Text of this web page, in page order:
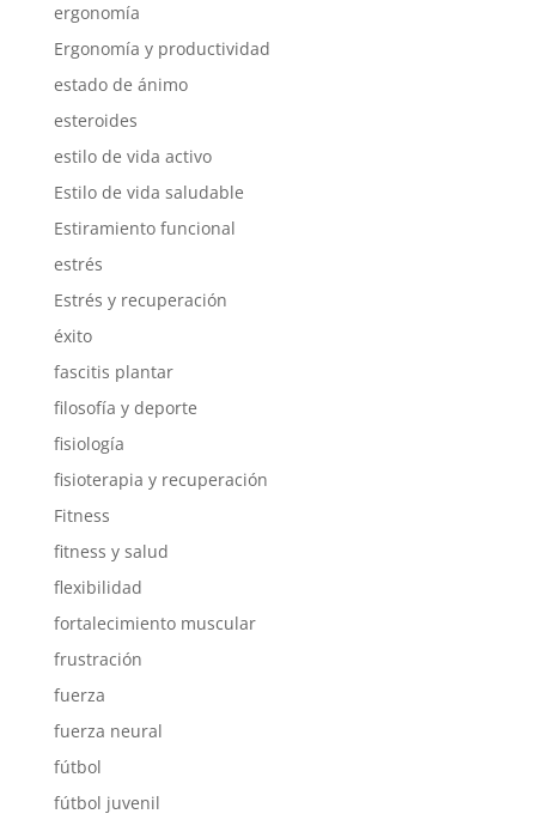
ergonomía
Ergonomía y productividad
estado de ánimo
esteroides
estilo de vida activo
Estilo de vida saludable
Estiramiento funcional
estrés
Estrés y recuperación
éxito
fascitis plantar
filosofía y deporte
fisiología
fisioterapia y recuperación
Fitness
fitness y salud
flexibilidad
fortalecimiento muscular
frustración
fuerza
fuerza neural
fútbol
fútbol juvenil